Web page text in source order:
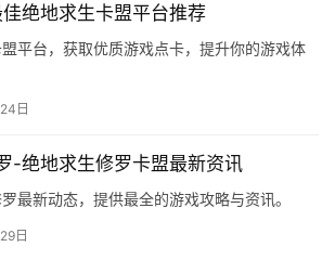
绝地求生卡盟平台推荐
平台，获取优质游戏点卡，提升你的游戏体
日
-绝地求生修罗卡盟最新资讯
最新动态，提供最全的游戏攻略与资讯。
日